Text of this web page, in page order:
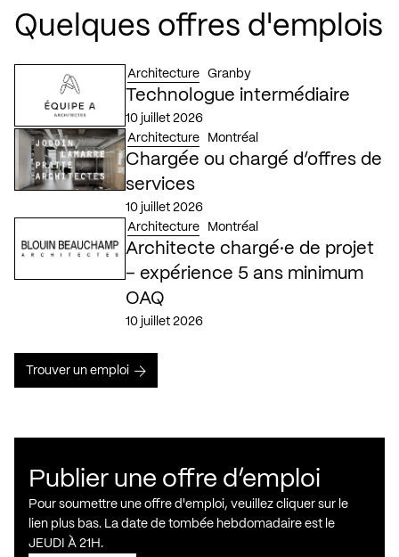
Quelques offres d'emplois
Architecture Granby
Technologue intermédiaire
10 juillet 2026
Architecture
Montréal
Chargée ou chargé d’offres de
services
10 juillet 2026
Architecture
Montréal
Architecte chargé·e de projet
– expérience 5 ans minimum
OAQ
10 juillet 2026
Trouver un emploi
Publier une offre d’emploi
Pour soumettre une offre d'emploi, veuillez cliquer sur le
lien plus bas. La date de tombée hebdomadaire est le
JEUDI À 21H.